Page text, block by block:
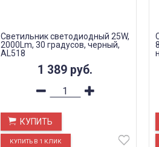
Светильник светодиодный 25W,
2000Lm, 30 градусов, черный,
AL518
1 389 руб.
КУПИТЬ